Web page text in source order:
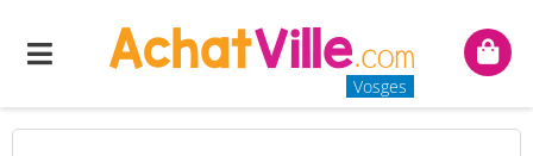
Menu
Vosges
Mon
M RAMBEAUX MARCEL